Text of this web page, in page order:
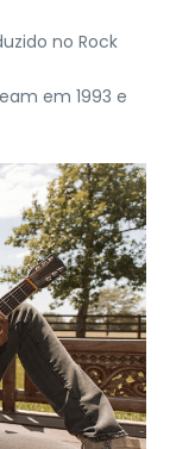
no Rock
em 1993 e